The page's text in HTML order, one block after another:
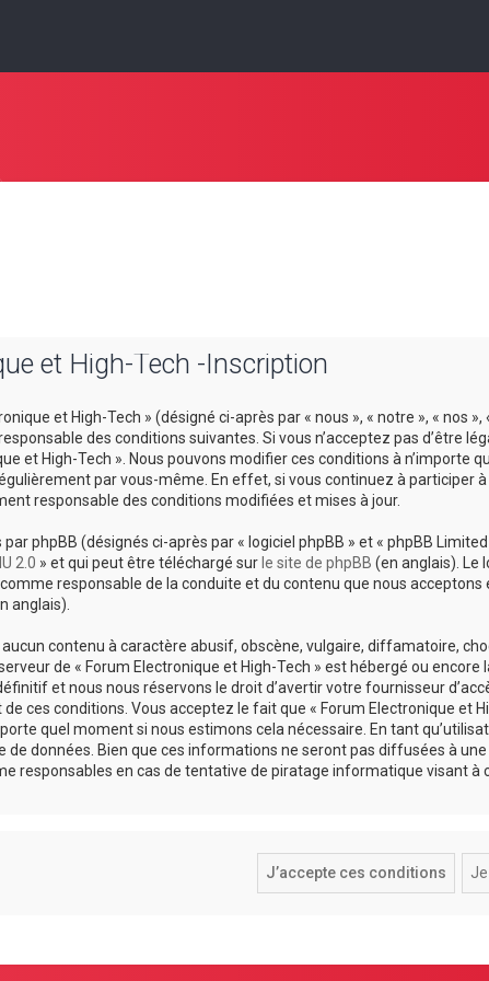
et High-Tech -Inscription
et High-Tech » (désigné ci-après par « nous », « notre », «
des conditions suivantes. Si vous n’acceptez pas d’être
et High-Tech ». Nous pouvons modifier ces conditions à
par vous-même. En effet, si vous continuez à participer
responsable des conditions modifiées et mises à jour.
phpBB (désignés ci-après par « logiciel phpBB » et « phpBB
2.0 » et qui peut être téléchargé sur le site de phpBB (en anglais). Le
responsable de la conduite et du contenu que nous
anglais).
contenu à caractère abusif, obscène, vulgaire, diffamatoire,
de « Forum Electronique et High-Tech » est hébergé ou
et nous nous réservons le droit d’avertir votre fournisseur
ces conditions. Vous acceptez le fait que « Forum Electronique et
quel moment si nous estimons cela nécessaire. En tant
de données. Bien que ces informations ne seront pas diffusées à
responsables en cas de tentative de piratage informatique visant à